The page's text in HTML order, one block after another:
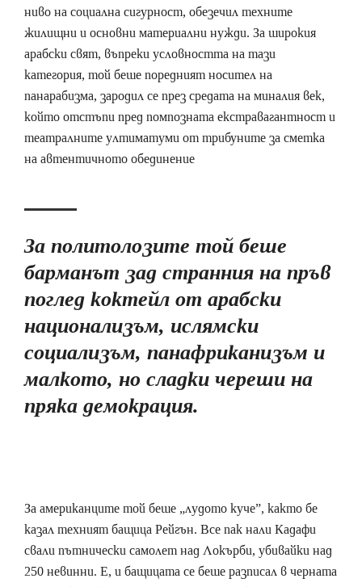
ниво на социална сигурност, обезечил техните
жилищни и основни материални нужди. За широкия
арабски свят, въпреки условността на тази
категория, той беше поредният носител на
панарабизма, зародил се през средата на миналия век,
който отстъпи пред помпозната екстравагантност и
театралните ултиматуми от трибуните за сметка
на автентичното обединение
За политолозите той беше
барманът зад странния на пръв
поглед коктейл от арабски
национализъм, ислямски
социализъм, панафриканизъм и
малкото, но сладки череши на
пряка демокрация.
За американците той беше „лудото куче”, както бе
казал техният бащица Рейгън. Все пак нали Кадафи
свали пътнически самолет над Локърби, убивайки над
250 невинни. Е, и бащицата се беше разписал в черната